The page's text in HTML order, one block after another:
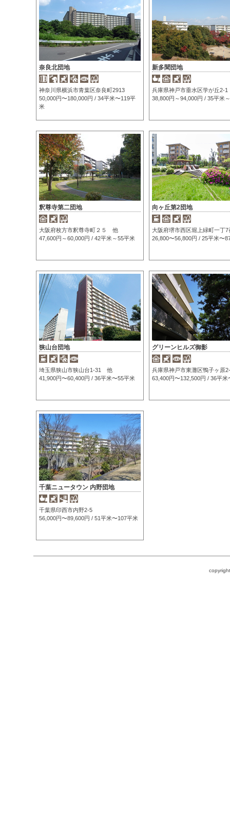
奈良北団地
神奈川県横浜市青葉区奈良町2913
50,000円〜180,000円 / 34平米〜119平
米
新多聞団地
兵庫県神戸市垂水区学が丘2-
38,800円～94,000円 / 35平米
釈尊寺第二団地
大阪府枚方市釈尊寺町２５ 他
47,600円～60,000円 / 42平米～55平米
向ヶ丘第2団地
大阪府堺市西区堀上緑町一丁
26,800〜56,800円 / 25平米〜
狭山台団地
埼玉県狭山市狭山台1-31 他
41,900円〜60,400円 / 36平米〜55平米
グリーンヒルズ御影
兵庫県神戸市東灘区鴨子ヶ原
63,400円〜132,500円 / 36平米
千葉ニュータウン 内野団地
千葉県印西市内野2-5
56,000円〜89,600円 / 51平米〜107平米